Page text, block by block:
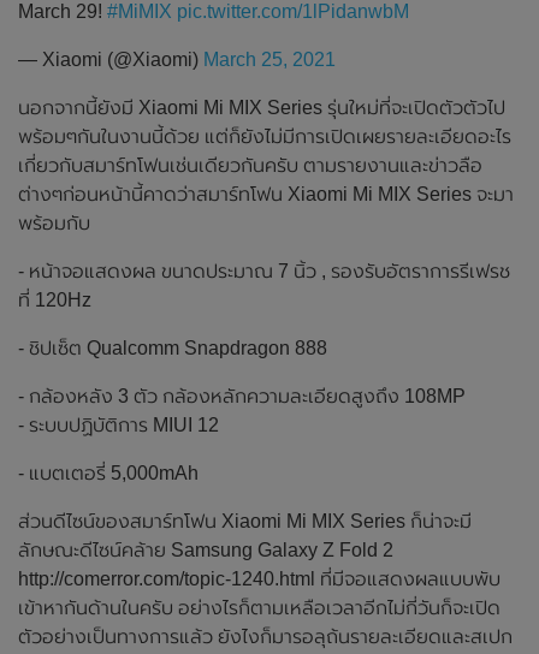
March 29! #MiMIX pic.twitter.com/1lPidanwbM
— Xiaomi (@Xiaomi) March 25, 2021
นอกจากนี้ยังมี Xiaomi Mi MIX Series รุ่นใหม่ที่จะเปิดตัวตัวไป
พร้อมๆกันในงานนี้ด้วย แต่ก็ยังไม่มีการเปิดเผยรายละเอียดอะไร
เกี่ยวกับสมาร์ทโฟนเช่นเดียวกันครับ ตามรายงานและข่าวลือ
ต่างๆก่อนหน้านี้คาดว่าสมาร์ทโฟน Xiaomi Mi MIX Series จะมา
พร้อมกับ
- หน้าจอแสดงผล ขนาดประมาณ 7 นิ้ว , รองรับอัตราการรีเฟรช
ที่ 120Hz
- ชิปเซ็ต Qualcomm Snapdragon 888
- กล้องหลัง 3 ตัว กล้องหลักความละเอียดสูงถึง 108MP
- ระบบปฏิบัติการ MIUI 12
- แบตเตอรี่ 5,000mAh
ส่วนดีไซน์ของสมาร์ทโฟน Xiaomi Mi MIX Series ก็น่าจะมี
ลักษณะดีไซน์คล้าย Samsung Galaxy Z Fold 2
http://comerror.com/topic-1240.html ที่มีจอแสดงผลแบบพับ
เข้าหากันด้านในครับ อย่างไรก็ตามเหลือเวลาอีกไม่กี่วันก็จะเปิด
ตัวอย่างเป็นทางการแล้ว ยังไงก็มารอลุถ้นรายละเอียดและสเปก